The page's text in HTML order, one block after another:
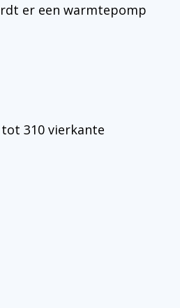
er een warmtepomp
310 vierkante